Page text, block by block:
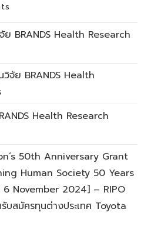
ย BRANDS Health Research
วิจัย BRANDS Health
Health Research
50th Anniversary Grant
Human Society 50 Years
November 2024] – RIPO
รับสมัครทุนต่างประเทศ Toyota